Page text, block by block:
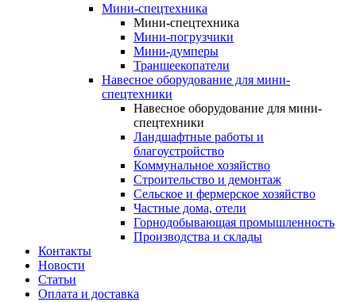
Мини-спецтехника
Мини-спецтехника
Мини-погрузчики
Мини-думперы
Траншеекопатели
Навесное оборудование для мини-
спецтехники
Навесное оборудование для мини-
спецтехники
Ландшафтные работы и
благоустройство
Коммунальное хозяйство
Строительство и демонтаж
Сельское и фермерское хозяйство
Частные дома, отели
Горнодобывающая промышленность
Производства и склады
Контакты
Новости
Статьи
Оплата и доставка